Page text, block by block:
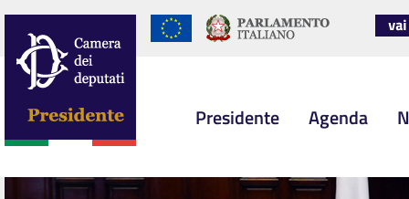
Presidente Agenda